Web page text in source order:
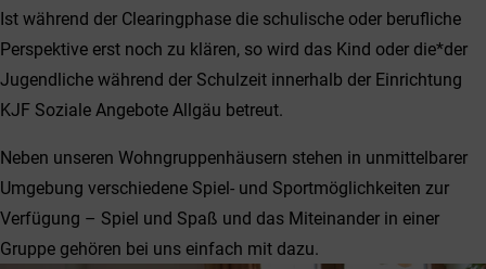
Ist während der Clearingphase die schulische oder berufliche
Perspektive erst noch zu klären, so wird das Kind oder die*der
Jugendliche während der Schulzeit innerhalb der Einrichtung
KJF Soziale Angebote Allgäu betreut.
Neben unseren Wohngruppenhäusern stehen in unmittelbarer
Umgebung verschiedene Spiel- und Sportmöglichkeiten zur
Verfügung – Spiel und Spaß und das Miteinander in einer
Gruppe gehören bei uns einfach mit dazu.